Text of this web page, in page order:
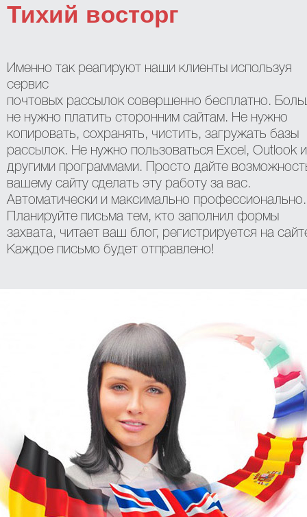
Тихий восторг
Именно так реагируют наши клиенты используя
сервис
почтовых рассылок совершенно бесплатно.
не нужно платить сторонним сайтам. Не нужно
копировать, сохранять, чистить, загружать базы
рассылок. Не нужно пользоваться Excel, Outlook и
другими программами. Просто дайте
вашему сайту сделать эту работу за вас.
Автоматически и максимально профессионально.
Планируйте письма тем, кто заполнил формы
захвата, читает ваш блог, регистрируется на
Каждое письмо будет отправлено!